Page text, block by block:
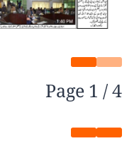
Page1/4